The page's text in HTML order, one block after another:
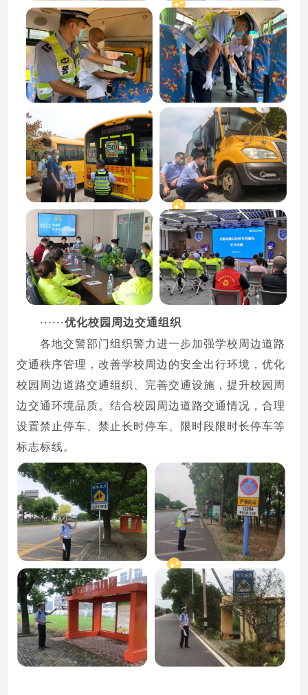
······优化校园周边交通组织
各地交警部门组织警力进一步加强学校周边道路
交通秩序管理，改善学校周边的安全出行环境，优化
校园周边道路交通组织、完善交通设施，提升校园周
边交通环境品质。结合校园周边道路交通情况，合理
设置禁止停车、禁止长时停车、限时段限时长停车等
标志标线。